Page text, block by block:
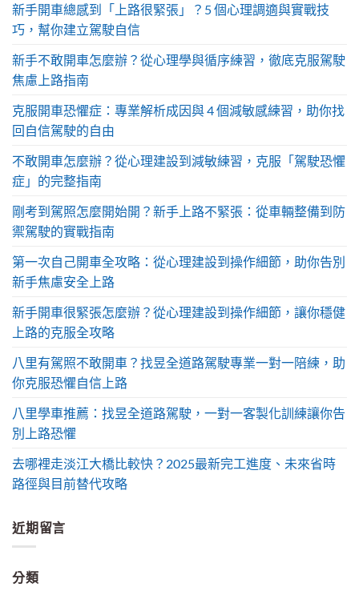
新手開車總感到「上路很緊張」？5 個心理調適與實戰技
巧，幫你建立駕駛自信
新手不敢開車怎麼辦？從心理學與循序練習，徹底克服駕駛
焦慮上路指南
克服開車恐懼症：專業解析成因與 4 個減敏感練習，助你找
回自信駕駛的自由
不敢開車怎麼辦？從心理建設到減敏練習，克服「駕駛恐懼
症」的完整指南
剛考到駕照怎麼開始開？新手上路不緊張：從車輛整備到防
禦駕駛的實戰指南
第一次自己開車全攻略：從心理建設到操作細節，助你告別
新手焦慮安全上路
新手開車很緊張怎麼辦？從心理建設到操作細節，讓你穩健
上路的克服全攻略
八里有駕照不敢開車？找昱全道路駕駛專業一對一陪練，助
你克服恐懼自信上路
八里學車推薦：找昱全道路駕駛，一對一客製化訓練讓你告
別上路恐懼
去哪裡走淡江大橋比較快？2025最新完工進度、未來省時
路徑與目前替代攻略
近期留言
分類